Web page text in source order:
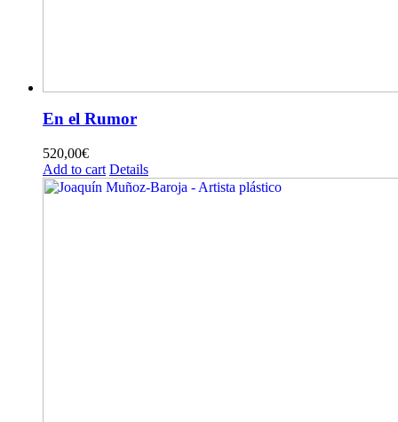
En el Rumor
520,00€
Add to cart Details